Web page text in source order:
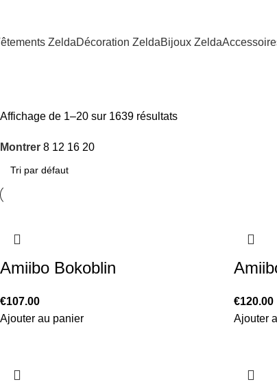
ZeldaDécoration ZeldaBijoux Zelda
Affichage de 1–20 sur 1639 résultats
Montrer 8 12 16 20
Amiibo Bokoblin
€107.00
Ajouter au panier
€120.00
Ajouter